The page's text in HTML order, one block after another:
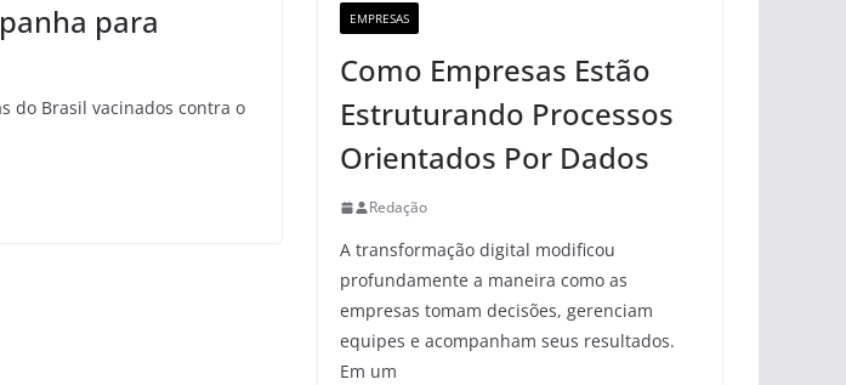
para
do Brasil vacinados contra o
EMPRESAS
Como Empresas Estão
Estruturando Processos
Orientados Por Dados
Redação
A transformação digital modificou
profundamente a maneira como as
empresas tomam decisões, gerenciam
equipes e acompanham seus resultados.
Em um